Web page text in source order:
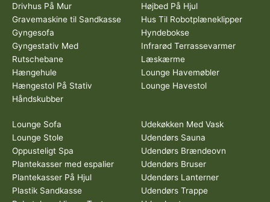
Drivhus På Mur
Gravemaskine til Sandkasse
Gyngesofa
Gyngestativ Med
Rutschebane
Hængehule
Hængestol På Stativ
Håndskubber
Højbed På Hjul
Hus Til Robotplæneklipper
Hyndebokse
Infrarød Terrassevarmer
Læskærme
Lounge Havemøbler
Lounge Havestol
Lounge Sofa
Lounge Stole
Oppusteligt Spa
Plantekasser med espalier
Plantekasser På Hjul
Plastik Sandkasse
Udekøkken Med Vask
Udendørs Sauna
Udendørs Brændeovn
Udendørs Bruser
Udendørs Lanterner
Udendørs Trappe